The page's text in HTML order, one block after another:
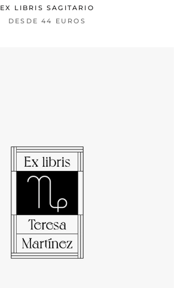
EX LIBRIS SAGITARIO
DESDE44 EUROS